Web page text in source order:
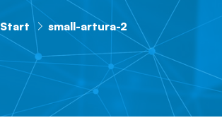
Start small-artura-2